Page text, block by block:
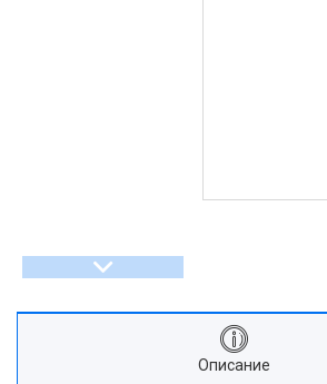
Описание